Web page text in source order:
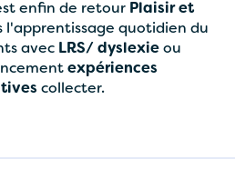
enfin de retour Plaisir et
l'apprentissage quotidien du
avec LRS/ dyslexie ou
expériences
collecter.